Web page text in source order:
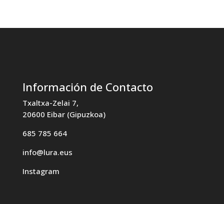
Información de Contacto
Txaltxa-Zelai 7,
20600 Eibar (Gipuzkoa)
685 785 664
info@lura.eus
Instagram